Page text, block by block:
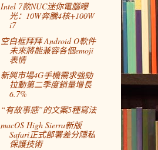
Intel 7款NUC迷你電腦曝
光：10W奔騰4核+100W
i7
空白框拜拜 Android O軟件
未來將能兼容各個emoji
表情
新興市場4G手機需求強勁
拉動第二季度銷量增長
6.7%
“有故事感”的文案5種寫法
macOS High Sierra新版
Safari正式部署差分隱私
保護技術